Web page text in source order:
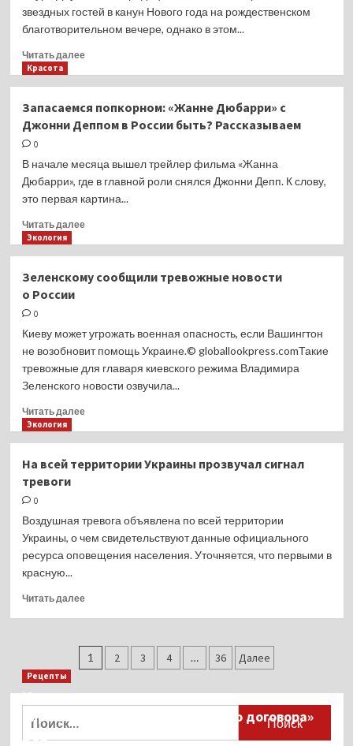
звездных гостей в канун Нового года на рождественском
благотворительном вечере, однако в этом...
Читать далееПрочитать
Джугелия,
Светлана
Блиновская
и
другие
ACTION!
Красота
Запасаемся попкорном: «Жанне Дюбарри» с
Джонни Деппом в России быть? Рассказываем
0
В начале месяца вышел трейлер фильма «Жанна
Дюбарри», где в главной роли снялся Джонни Депп. К слову,
это первая картина...
Читать далееПрочитать
попкорном:
Джонни
Деппом
в
России
Рассказываем
Экология
Зеленскому сообщили тревожные новости
о России
0
Киеву может угрожать военная опасность, если Вашингтон
не возобновит помощь Украине.© globallookpress.comТакие
тревожные для главаря киевского режима Владимира
Зеленского новости озвучила...
Читать далееПрочитать
сообщили
Экология
На всей территории Украины прозвучал сигнал
тревоги
0
Воздушная тревога объявлена по всей территории
Украины, о чем свидетельствуют данные официального
ресурса оповещения населения. Уточняется, что первыми в
красную...
Читать далееПрочитать
территории
Украины
Пагинация
1 2 3 4 … 36 Далее
Рецепты
Миллионы японцев восстают против
тиранического «Пандемического договора»
ВОЗ